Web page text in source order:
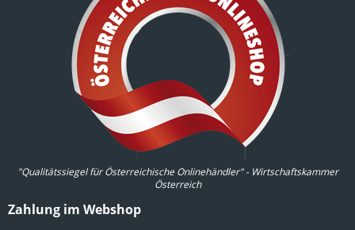
"Qualitätssiegel für Österreichische Onlinehändler" - Wirtschaftskammer
Österreich
Zahlung im Webshop